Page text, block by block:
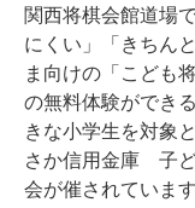
関西将棋会館道場
にくい」「きちん
ま向けの「こども
の無料体験ができ
きな小学生を対象
さか信用金庫 子
会が催されています